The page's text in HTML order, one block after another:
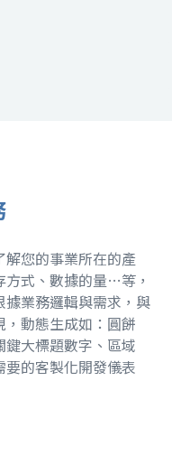
您的事業所在的產
式、數據的量…等，
業務邏輯與需求，與
動態生成如：圓餅
大標題數字、區域
的客製化開發儀表